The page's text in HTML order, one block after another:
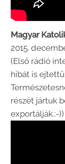
Magyar
2015.
(Első rádió
hibát is
részét jártuk
exportálják.:-))